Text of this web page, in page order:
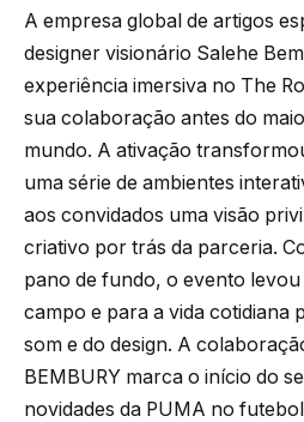
A empresa global de artigos
designer visionário Salehe
experiência imersiva no The
sua colaboração antes do
mundo. A ativação
uma série de ambientes
aos convidados uma visão
criativo por trás da parceria.
pano de fundo, o evento
campo e para a vida cotidiana
som e do design. A
BEMBURY marca o início do
novidades da PUMA no